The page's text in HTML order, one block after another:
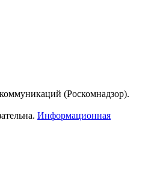
(Роскомнадзор).
Информационная